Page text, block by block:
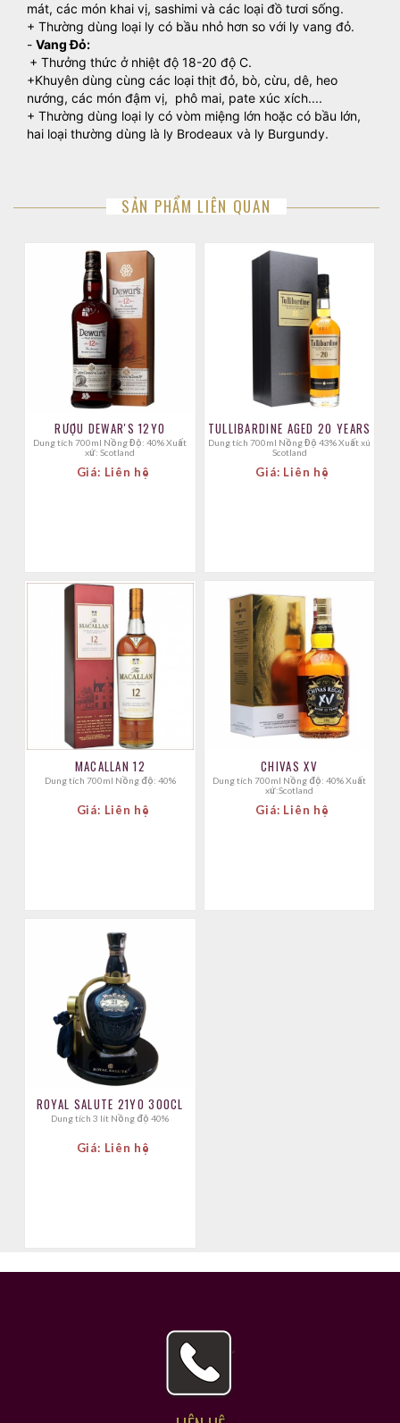
mát, các món khai vị, sashimi và các loại đồ tươi sống.
+ Thường dùng loại ly có bầu nhỏ hơn so với ly vang đỏ.
- Vang Đỏ:
+ Thưởng thức ở nhiệt độ 18-20 độ C.
+Khuyên dùng cùng các loại thịt đỏ, bò, cừu, dê, heo
nướng, các món đậm vị, phô mai, pate xúc xích....
+ Thường dùng loại ly có vòm miệng lớn hoặc có bầu lớn,
hai loại thường dùng là ly Brodeaux và ly Burgundy.
SẢN PHẨM LIÊN QUAN
RƯỢU DEWAR'S 12YO
Dung tích 700ml Nồng Độ: 40% Xuất
xứ: Scotland
Giá: Liên hệ
TULLIBARDINE AGED 20 YEARS
Dung tích 700ml Nồng Độ 43% Xuất xú
Scotland
Giá: Liên hệ
MACALLAN 12
Dung tích 700ml Nồng độ: 40%
Giá: Liên hệ
CHIVAS XV
Dung tích 700ml Nồng độ: 40% Xuất
xứ:Scotland
Giá: Liên hệ
ROYAL SALUTE 21YO 300CL
Dung tích 3 lít Nồng độ 40%
Giá: Liên hệ